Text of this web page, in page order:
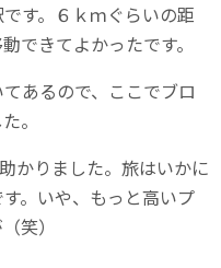
す。６ｋｍぐらいの距
できてよかったです。
あるので、ここでブロ
。
かりました。旅はいかに
。いや、もっと高いプ
笑）